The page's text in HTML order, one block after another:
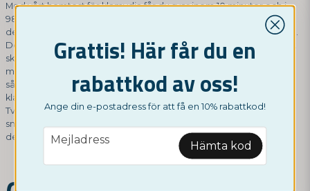
Med vårthemtest för klamydiafår du svar inom 10 minuter och i
98% av fallen är resultatet tillförlitligt. Detta gör vårt test till ett av
de bästa på marknaden, och självklart ger vi dig ett bra pris också.
Dessutom är vårt test anpassat för både tjejer och killar så att det
ska vara så enkelt som möjligt för dig. Självklart skickar vi också
med en bruksanvisning för hur du ska använda testet för att få ett
så bra resultat som möjligt. Vi vill hjälpa samhället att bekämpa
klamydia och det försöker vi uppnå med hjälp av våra hemtest.
Tveka därför inte att beställa ett om du tror att du kan ha blivit
smittad. Desto snabbare sjukdomen upptäckts, desto enklare är
den att bekämpa.
Grattis! Här får du en
rabattkod av oss!
Ange din e-postadress för att få en 10% rabattkod!
email
Mejladress Hämta kod